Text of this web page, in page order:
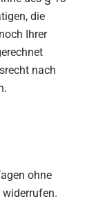
die
Ihrer
nach
ohne
widerrufen.